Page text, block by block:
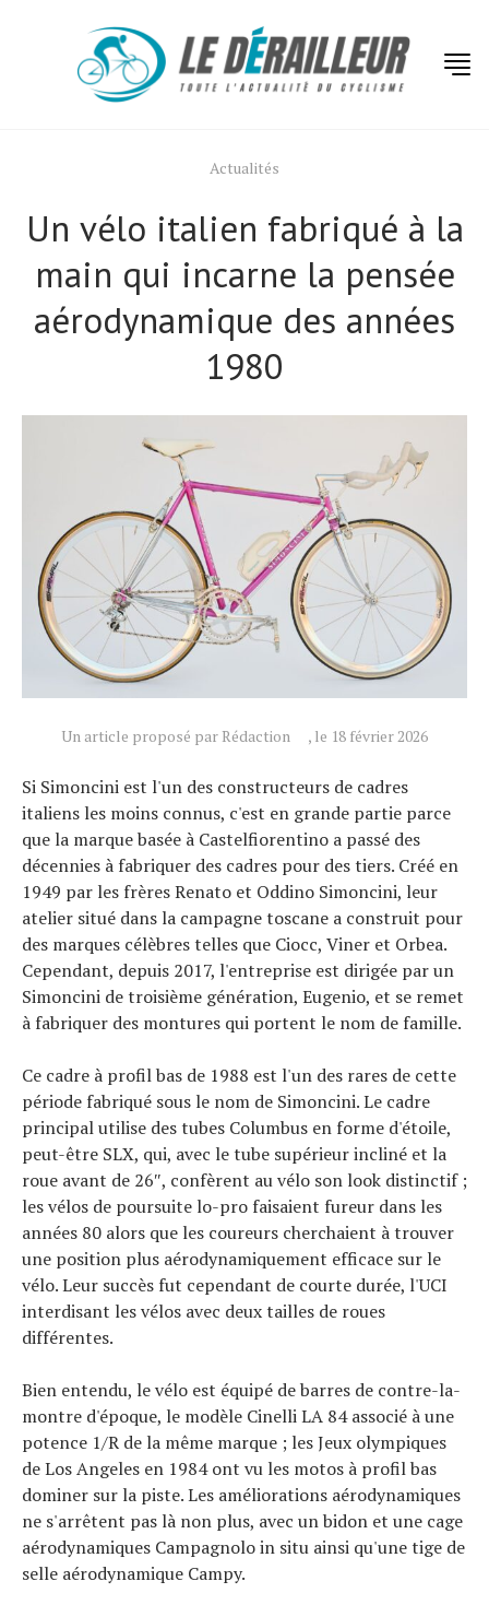
Actualités
Un vélo italien fabriqué à la
main qui incarne la pensée
aérodynamique des années
1980
Un article proposé par Rédaction , le 18 février 2026
Si Simoncini est l'un des constructeurs de cadres
italiens les moins connus, c'est en grande partie parce
que la marque basée à Castelfiorentino a passé des
décennies à fabriquer des cadres pour des tiers. Créé en
1949 par les frères Renato et Oddino Simoncini, leur
atelier situé dans la campagne toscane a construit pour
des marques célèbres telles que Ciocc, Viner et Orbea.
Cependant, depuis 2017, l'entreprise est dirigée par un
Simoncini de troisième génération, Eugenio, et se remet
à fabriquer des montures qui portent le nom de famille.
Ce cadre à profil bas de 1988 est l'un des rares de cette
période fabriqué sous le nom de Simoncini. Le cadre
principal utilise des tubes Columbus en forme d'étoile,
peut-être SLX, qui, avec le tube supérieur incliné et la
roue avant de 26″, confèrent au vélo son look distinctif ;
les vélos de poursuite lo-pro faisaient fureur dans les
années 80 alors que les coureurs cherchaient à trouver
une position plus aérodynamiquement efficace sur le
vélo. Leur succès fut cependant de courte durée, l'UCI
interdisant les vélos avec deux tailles de roues
différentes.
Bien entendu, le vélo est équipé de barres de contre-la-
montre d'époque, le modèle Cinelli LA 84 associé à une
potence 1/R de la même marque ; les Jeux olympiques
de Los Angeles en 1984 ont vu les motos à profil bas
dominer sur la piste. Les améliorations aérodynamiques
ne s'arrêtent pas là non plus, avec un bidon et une cage
aérodynamiques Campagnolo in situ ainsi qu'une tige de
selle aérodynamique Campy.
Technologies
Tests de produits
Conseils
Tendances
Tous nos articles
À propos